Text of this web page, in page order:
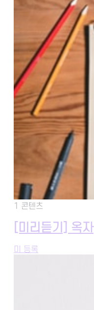
1 콘텐츠
[미리듣기] 옥자
미 등록